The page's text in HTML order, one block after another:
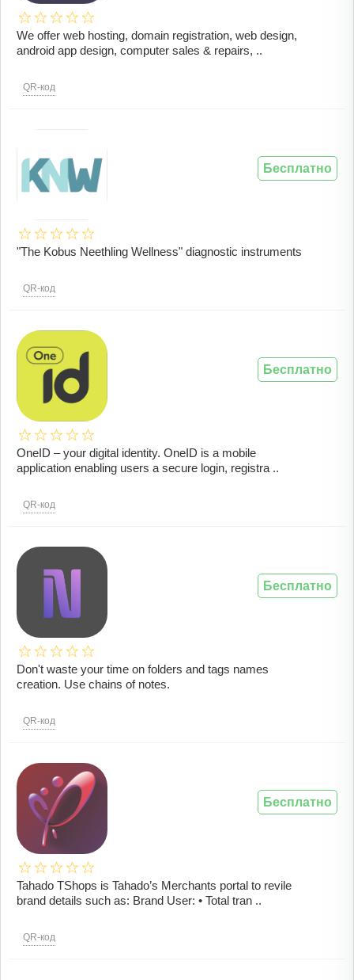
We offer web hosting, domain registration, web design,
android app design, computer sales & repairs, ..
QR-код
"The Kobus Neethling Wellness" diagnostic instruments
QR-код
Бесплатно
OneID – your digital identity. OneID is a mobile
application enabling users a secure login, registra ..
QR-код
Бесплатно
Don't waste your time on folders and tags names
creation. Use chains of notes.
QR-код
Бесплатно
Tahado TShops is Tahado’s Merchants portal to revile
brand details such as: Brand User: • Total tran ..
QR-код
Бесплатно